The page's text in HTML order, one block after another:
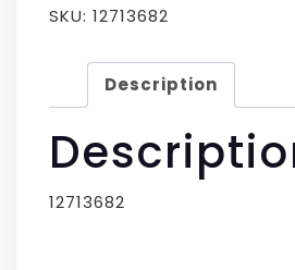
SKU: 12713682
Description
12713682